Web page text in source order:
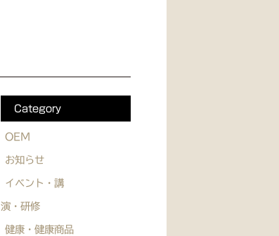
Category
OEM
お知らせ
イベント・講
演・研修
健康・健康商品